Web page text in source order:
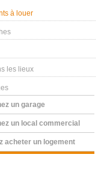
à louer
les lieux
un garage
un local commercial
acheter un logement